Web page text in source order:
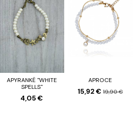
APYRANKĖ "WHITE
SPELLS"
4,05 €
APROCE
15,92 €19,90 €